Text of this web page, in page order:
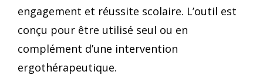
engagement et réussite scolaire. L’outil est
conçu pour être utilisé seul ou en
complément d’une intervention
ergothérapeutique.